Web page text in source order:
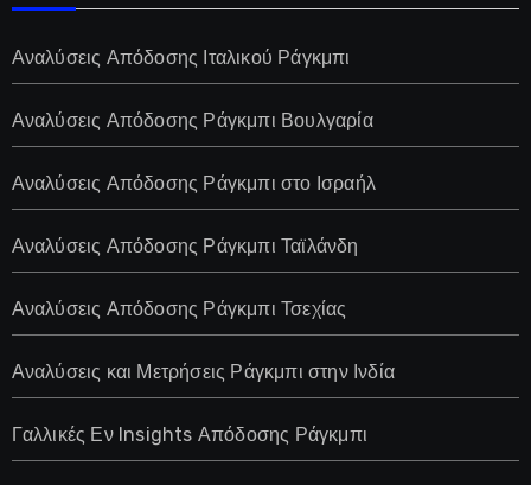
Αναλύσεις Απόδοσης Ιταλικού Ράγκμπι
Αναλύσεις Απόδοσης Ράγκμπι Βουλγαρία
Αναλύσεις Απόδοσης Ράγκμπι στο Ισραήλ
Αναλύσεις Απόδοσης Ράγκμπι Ταϊλάνδη
Αναλύσεις Απόδοσης Ράγκμπι Τσεχίας
Αναλύσεις και Μετρήσεις Ράγκμπι στην Ινδία
Γαλλικές Εν Insights Απόδοσης Ράγκμπι